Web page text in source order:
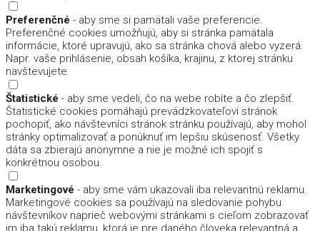
Preferenčné - aby sme si pamätali vaše preferencie.
Preferenčné cookies umožňujú, aby si stránka pamätala
informácie, ktoré upravujú, ako sa stránka chová alebo vyzerá.
Napr. vaše prihlásenie, obsah košíka, krajinu, z ktorej stránku
navštevujete.
Štatistické - aby sme vedeli, čo na webe robíte a čo zlepšiť.
Štatistické cookies pomáhajú prevádzkovateľovi stránok
pochopiť, ako návštevníci stránok stránku používajú, aby mohol
stránky optimalizovať a ponúknuť im lepšiu skúsenosť. Všetky
dáta sa zbierajú anonymne a nie je možné ich spojiť s
konkrétnou osobou.
Marketingové - aby sme vám ukazovali iba relevantnú reklamu.
Marketingové cookies sa používajú na sledovanie pohybu
návštevníkov naprieč webovými stránkami s cieľom zobrazovať
im iba takú reklamu, ktorá je pre daného človeka relevantná a